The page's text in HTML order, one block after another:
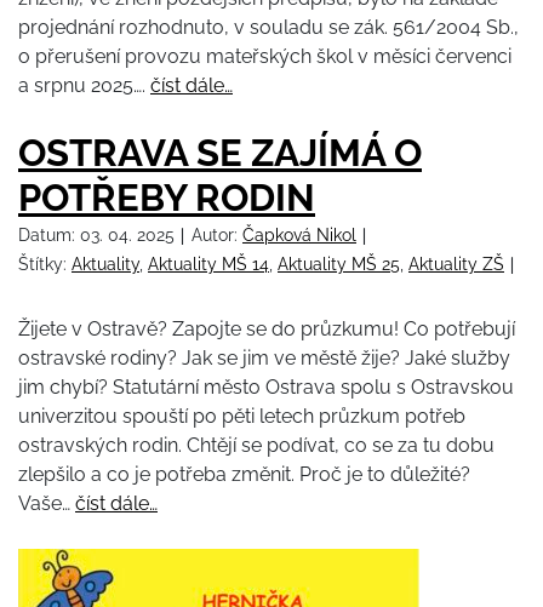
projednání rozhodnuto, v souladu se zák. 561/2004 Sb.,
o přerušení provozu mateřských škol v měsíci červenci
a srpnu 2025…. číst dále…
OSTRAVA SE ZAJÍMÁ O
POTŘEBY RODIN
Datum: 03. 04. 2025 Autor: Čapková Nikol
Štítky: Aktuality, Aktuality MŠ 14 Aktuality MŠ 25 Aktuality ZŠ
Žijete v Ostravě? Zapojte se do průzkumu! Co potřebují
ostravské rodiny? Jak se jim ve městě žije? Jaké služby
jim chybí? Statutární město Ostrava spolu s Ostravskou
univerzitou spouští po pěti letech průzkum potřeb
ostravských rodin. Chtějí se podívat, co se za tu dobu
zlepšilo a co je potřeba změnit. Proč je to důležité?
Vaše… číst dále…